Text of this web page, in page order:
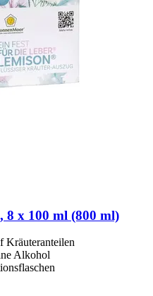
8 x 100 ml (800 ml)
Kräuteranteilen
Alkohol